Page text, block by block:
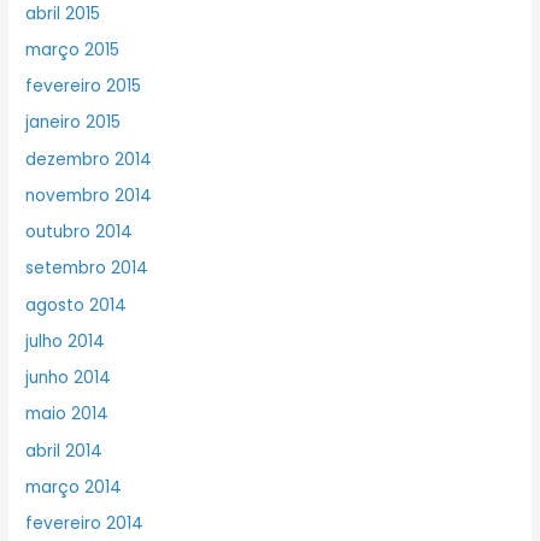
abril 2015
março 2015
fevereiro 2015
janeiro 2015
dezembro 2014
novembro 2014
outubro 2014
setembro 2014
agosto 2014
julho 2014
junho 2014
maio 2014
abril 2014
março 2014
fevereiro 2014